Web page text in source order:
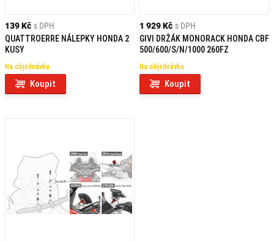
139 Kč s DPH
QUATTROERRE NÁLEPKY HONDA 2
KUSY
Na objednávku
Koupit
1 929 Kč s DPH
GIVI DRŽÁK MONORACK HONDA CBF
500/600/S/N/1000 260FZ
Na objednávku
Koupit